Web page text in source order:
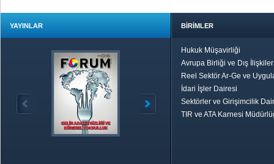
YAYINLAR BİRİMLER
Hukuk Müşavirliği
Avrupa Birliği ve Dış
Reel Sektör Ar-Ge ve
İdari İşler Dairesi
Sektörler ve Girişimcilik
TIR ve ATA Karnesi